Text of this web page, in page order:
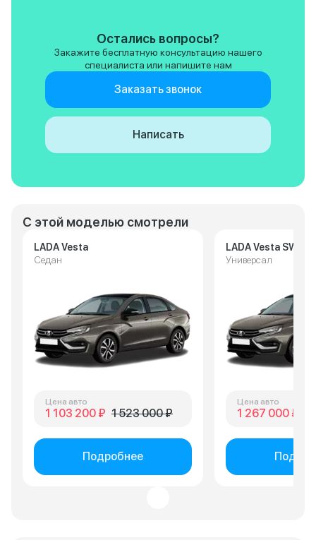
С этой моделью смотрели
LADA Vesta
Седан
Цена авто
1 103 200 ₽ 1 523 000 ₽
Подробнее
LADA Vesta SW
Универсал
Цена авто
1 267 000 ₽
Остались вопросы?
Закажите бесплатную консультацию нашего
специалиста или напишите нам
Заказать звонок
Написать